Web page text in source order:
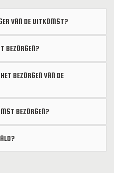
VAN DE UITKOMST?
BEZORGEN?
BEZORGEN VAN DE
BEZORGEN?